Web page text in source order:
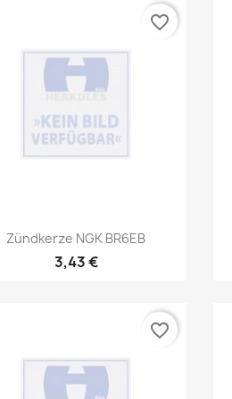
Vorschau
Zündkerze NGK BR6EB
3,43 €
favorite_border
favorite_border